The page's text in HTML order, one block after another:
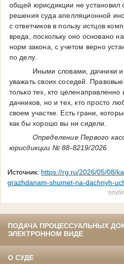
общей юрисдикции не установил
решения суда апелляционной
с ответчиков в пользу истцов
вреда, поскольку оно основано
норм закона, с учетом верно
по делу.
Иными словами, дачники
уважать своих соседей.
только тех, кто
дачников, но и тех, кто просто
своем участке. Есть грани,
как бы хорошо вы ни сидели.
Определение Первого
юрисдикции № 88-8219/2026
Источник: https://rg.ru/2026/05/08/
grazhdanam-shumet-na-dachnyh-
ПОДАЧА ПРОЦЕССУАЛЬНЫХ
ЭЛЕКТРОННОМ ВИДЕ
О СУДЕ